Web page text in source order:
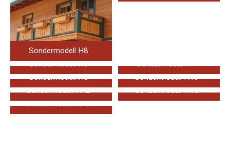
Sondermodell H8
Sondermodell H3
Sondermodell H4
Sondermodell H5
Sondermodell H10
Sondermodell H12
Sondermodell H15
Sondermodell H13